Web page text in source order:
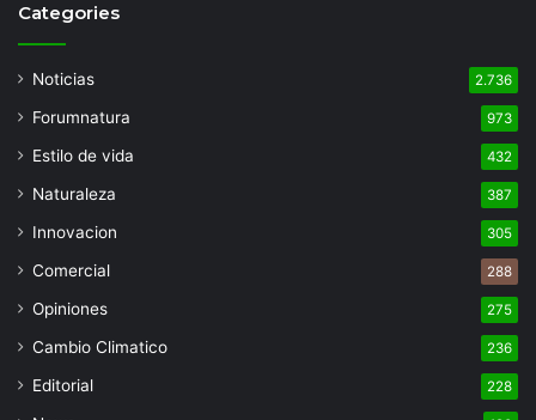
Categories
Noticias 2.736
Forumnatura 973
Estilo de vida 432
Naturaleza 387
Innovacion 305
Comercial 288
Opiniones 275
Cambio Climatico 236
Editorial 228